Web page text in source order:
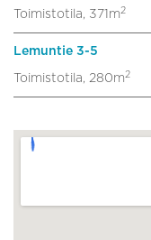
Toimistotila, 371m2
Lemuntie 3-5
Toimistotila, 280m2